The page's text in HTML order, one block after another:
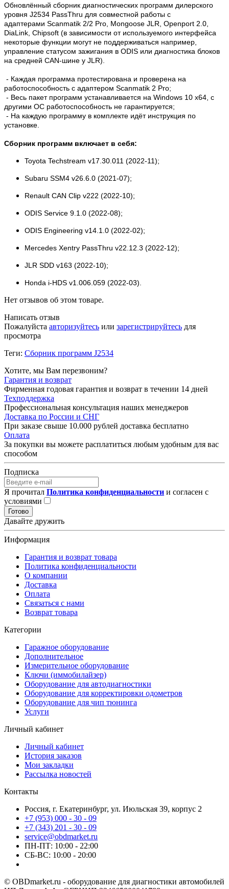
Обновлённый сборник диагностических программ дилерского
уровня J2534 PassThru для совместной работы с
адаптерами Scanmatik 2/2 Pro, Mongoose JLR, Openport 2.0,
DiaLink, Chipsoft (в зависимости от используемого интерфейса
некоторые функции могут не поддерживаться например,
управление статусом зажигания в ODIS или диагностика блоков
на средней CAN-шине у JLR).
- Каждая программа протестирована и проверена на
работоспособность с адаптером Scanmatik 2 Pro;
- Весь пакет программ устанавливается на Windows 10 х64, с
другими ОС работоспособность не гарантируется;
- На каждую программу в комплекте идёт инструкция по
установке.
Сборник программ включает в себя:
Toyota Techstream v17.30.011 (2022-11);
Subaru SSM4 v26.6.0 (2021-07);
Renault CAN Clip v222 (2022-10);
ODIS Service 9.1.0 (2022-08);
ODIS Engineering v14.1.0 (2022-02);
Mercedes Xentry PassThru v22.12.3 (2022-12);
JLR SDD v163 (2022-10);
Honda i-HDS v1.006.059 (2022-03).
Нет отзывов об этом товаре.
Написать отзыв
Пожалуйста авторизуйтесь или зарегистрируйтесь для
просмотра
Теги: Сборник программ J2534
Хотите, мы Вам перезвоним?
Гарантия и возврат
Фирменная годовая гарантия и возврат в течении 14 дней
Техподдержка
Профессиональная консультация наших менеджеров
Доставка по России и СНГ
При заказе свыше 10.000 рублей доставка бесплатно
Оплата
За покупки вы можете расплатиться любым удобным для вас
способом
Подписка
Я прочитал Политика конфиденциальности и согласен с
условиями
Готово
Давайте дружить
Информация
Гарантия и возврат товара
Политика конфиденциальности
О компании
Доставка
Оплата
Связаться с нами
Возврат товара
Категории
Гаражное оборудование
Дополнительное
Измерительное оборудование
Ключи (иммобилайзер)
Оборудование для автодиагностики
Оборудование для корректировки одометров
Оборудование для чип тюнинга
Услуги
Личный кабинет
Личный кабинет
История заказов
Мои закладки
Рассылка новостей
Контакты
Россия, г. Екатеринбург, ул. Июльская 39, корпус 2
+7 (953) 000 - 30 - 09
+7 (343) 201 - 30 - 09
service@obdmarket.ru
ПН-ПТ: 10:00 - 22:00
СБ-ВС: 10:00 - 20:00
© OBDmarket.ru - оборудование для диагностики автомобилей